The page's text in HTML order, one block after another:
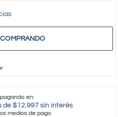
en:
de $12.997 sin interés
medios de pago